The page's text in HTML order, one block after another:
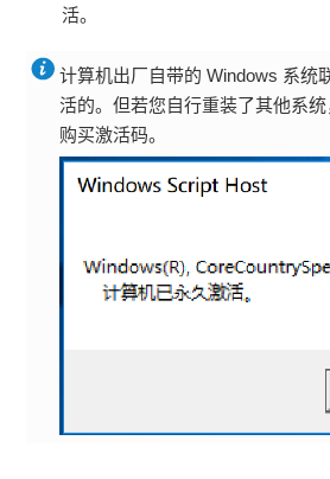
活。
计算机出厂自带的 Windows 系统
活的。但若您自行重装了其他系
购买激活码。